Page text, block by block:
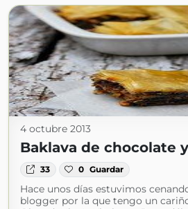
4 octubre 2013
Baklava de chocolate
33 0 Guardar
Hace unos días estuvimos
blogger por la que tengo un